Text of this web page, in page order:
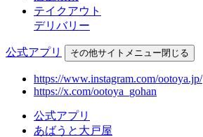
テイクアウト
デリバリー
公式アプリ その他サイトメニュー閉じる
https://www.instagram.com/ootoya.jp/
https://x.com/ootoya_gohan
公式アプリ
あばうと大戸屋